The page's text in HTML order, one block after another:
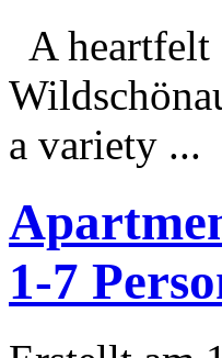
A heartfelt
a variety ...
1-7